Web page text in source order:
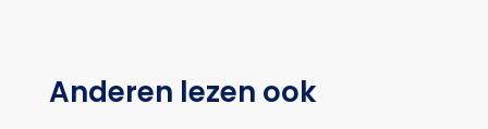
Anderen lezen ook